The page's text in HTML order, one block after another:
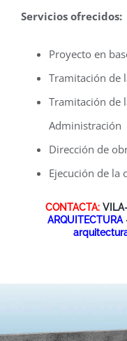
Servicios ofrecidos:
Proyecto en
Tramitación de
Tramitación de
Administración
Dirección de
Ejecución de la
CONTACTA:
ARQUITECTURA